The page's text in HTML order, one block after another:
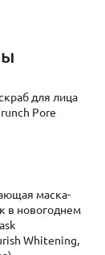
для лица
Pore
маска-
в новогоднем
Whitening,